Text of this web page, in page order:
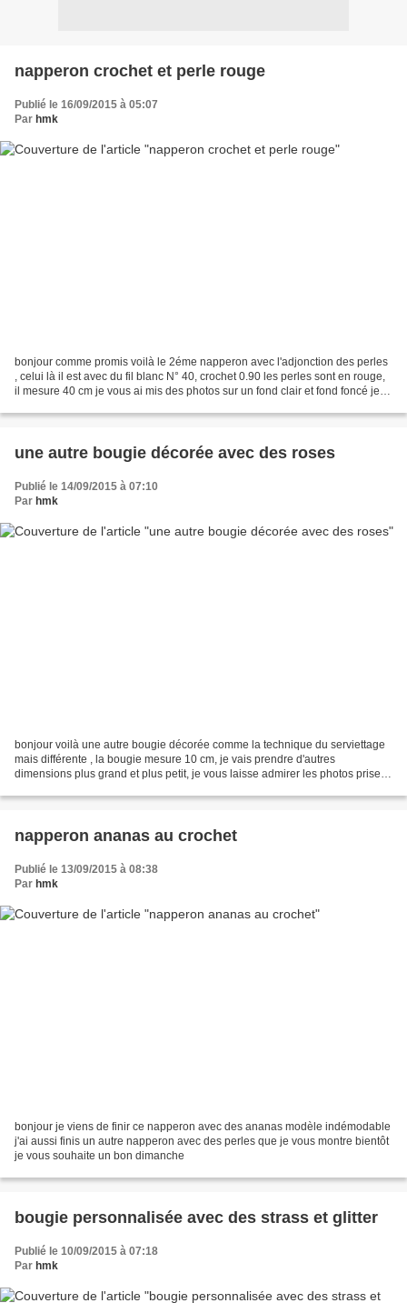
napperon crochet et perle rouge
Publié le 16/09/2015 à 05:07
Par hmk
bonjour comme promis voilà le 2éme napperon avec l'adjonction des perles
, celui là il est avec du fil blanc N° 40, crochet 0.90 les perles sont en rouge,
il mesure 40 cm je vous ai mis des photos sur un fond clair et fond foncé je
une autre bougie décorée avec des roses
Publié le 14/09/2015 à 07:10
Par hmk
bonjour voilà une autre bougie décorée comme la technique du serviettage
mais différente , la bougie mesure 10 cm, je vais prendre d'autres
dimensions plus grand et plus petit, je vous laisse admirer les photos prises
napperon ananas au crochet
Publié le 13/09/2015 à 08:38
Par hmk
bonjour je viens de finir ce napperon avec des ananas modèle indémodable
j'ai aussi finis un autre napperon avec des perles que je vous montre bientôt
je vous souhaite un bon dimanche
bougie personnalisée avec des strass et glitter
Publié le 10/09/2015 à 07:18
Par hmk